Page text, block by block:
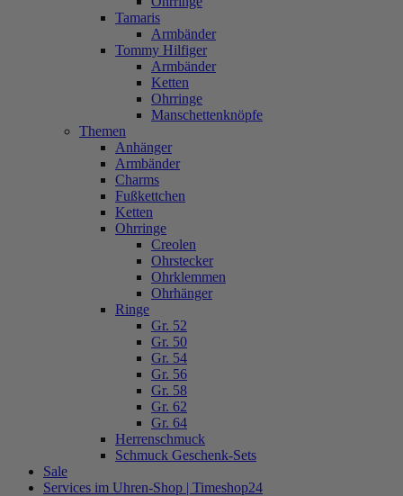
Tamaris
Armbänder
Tommy Hilfiger
Armbänder
Ketten
Ohrringe
Manschettenknöpfe
Themen
Anhänger
Armbänder
Charms
Fußkettchen
Ketten
Ohrringe
Creolen
Ohrstecker
Ohrklemmen
Ohrhänger
Ringe
Gr. 52
Gr. 50
Gr. 54
Gr. 56
Gr. 58
Gr. 62
Gr. 64
Herrenschmuck
Schmuck Geschenk-Sets
Sale
Services im Uhren-Shop | Timeshop24